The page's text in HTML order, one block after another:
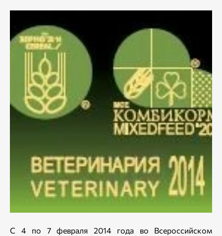
С 4 по 7 февраля 2014 года во Всероссийском